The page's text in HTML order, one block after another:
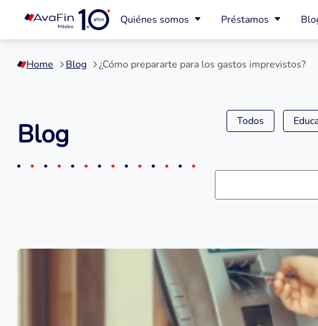
contenido
Quiénes somos Préstamos
Home Blog ¿Cómo prepararte para los gastos imprevistos?
Blog Todos